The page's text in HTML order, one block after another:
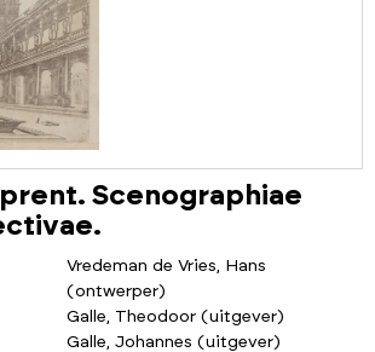
Scenographiae
Vredeman de Vries, Hans
(ontwerper)
Galle, Theodoor (uitgever)
Galle, Johannes (uitgever)